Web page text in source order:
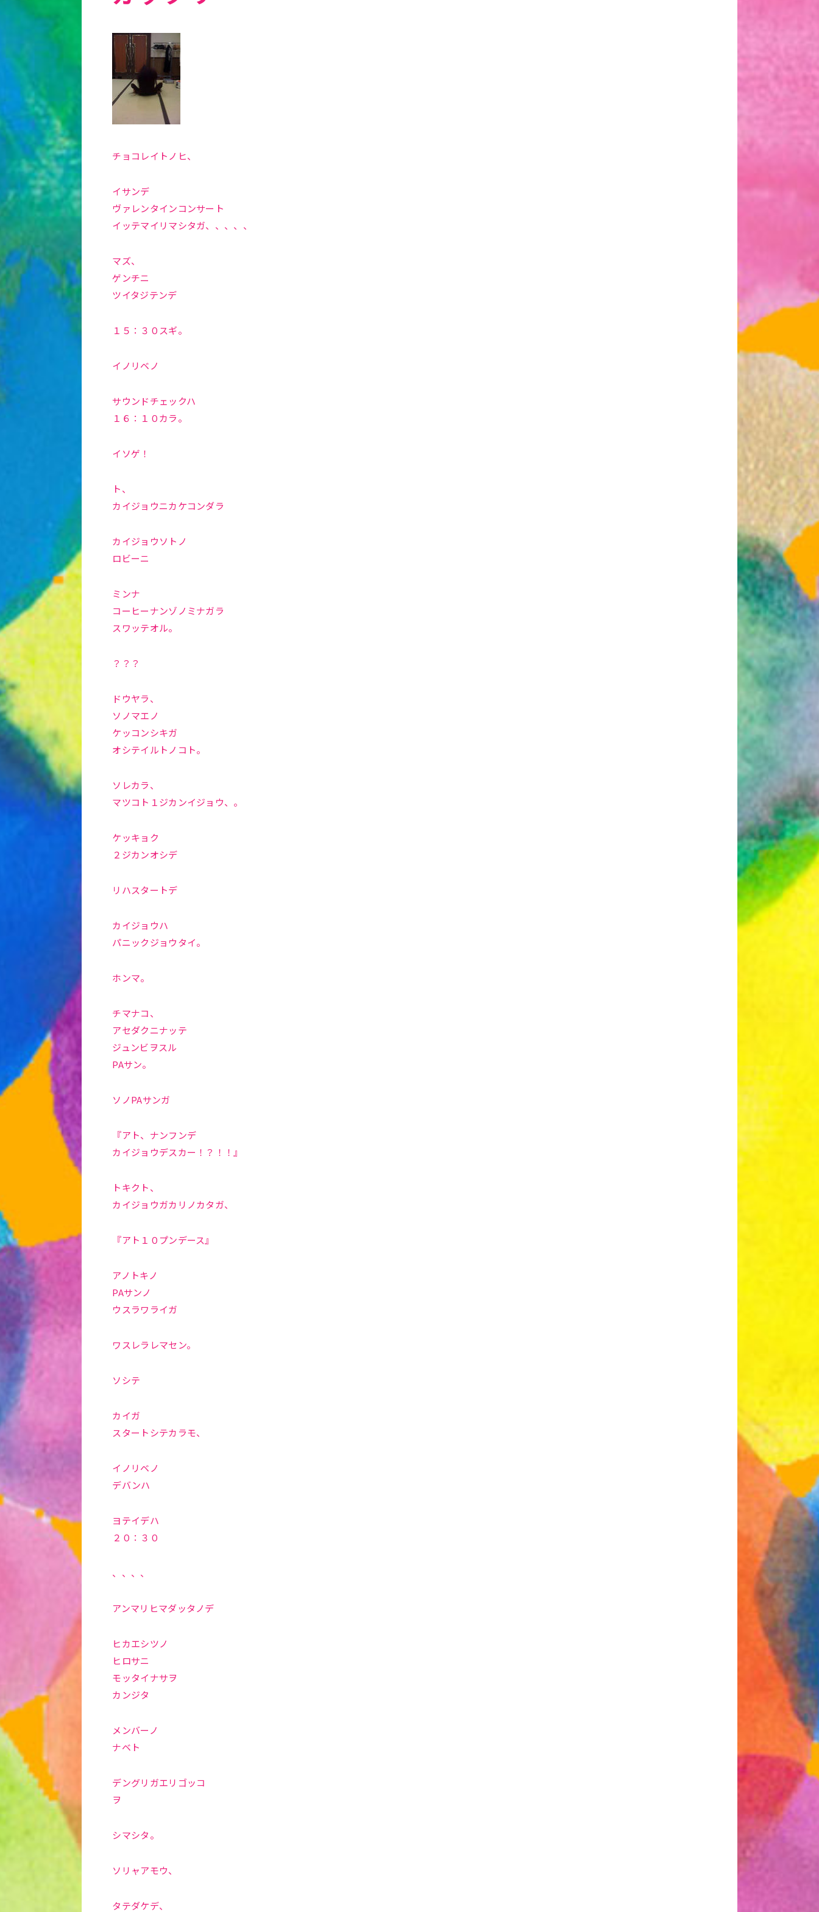
チョコレイトノヒ、
イサンデ
ヴァレンタインコンサート
イッテマイリマシタガ、、、、、
マズ、
ゲンチニ
ツイタジテンデ
１５：３０スギ。
イノリベノ
サウンドチェックハ
１６：１０カラ。
イソゲ！
ト、
カイジョウニカケコンダラ
カイジョウソトノ
ロビーニ
ミンナ
コーヒーナンゾノミナガラ
スワッテオル。
？？？
ドウヤラ、
ソノマエノ
ケッコンシキガ
オシテイルトノコト。
ソレカラ、
マツコト１ジカンイジョウ、。
ケッキョク
２ジカンオシデ
リハスタートデ
カイジョウハ
パニックジョウタイ。
ホンマ。
チマナコ、
アセダクニナッテ
ジュンビヲスル
PAサン。
ソノPAサンガ
『アト、ナンフンデ
カイジョウデスカー！？！！』
トキクト、
カイジョウガカリノカタガ、
『アト１０プンデース』
アノトキノ
PAサンノ
ウスラワライガ
ワスレラレマセン。
ソシテ
カイガ
スタートシテカラモ、
イノリベノ
デバンハ
ヨテイデハ
２０：３０
、、、、
アンマリヒマダッタノデ
ヒカエシツノ
ヒロサニ
モッタイナサヲ
カンジタ
メンバーノ
ナベト
デングリガエリゴッコ
ヲ
シマシタ。
ソリャアモウ、
タテダケデ、